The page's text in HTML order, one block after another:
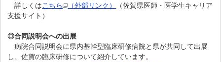
詳しくはこちら （外部リンク）
（佐賀県医師・医学生キャリア
支援サイト）
◎合同説明会への出展
病院合同説明会に県内基幹型臨床研修病院と県が共同して出展
し、佐賀の臨床研修について紹介しています。